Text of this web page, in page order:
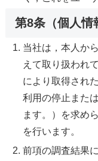
第8条（個人情
当社は，本人か
えて取り扱われ
により取得され
利用の停止また
ます。）を求め
を行います。
前項の調査結果